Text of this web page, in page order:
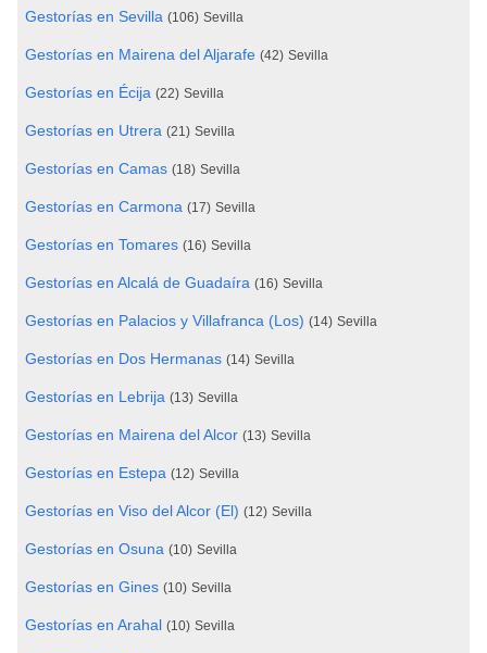
Gestorías en Sevilla (106) Sevilla
Gestorías en Mairena del Aljarafe (42) Sevilla
Gestorías en Écija (22) Sevilla
Gestorías en Utrera (21) Sevilla
Gestorías en Camas (18) Sevilla
Gestorías en Carmona (17) Sevilla
Gestorías en Tomares (16) Sevilla
Gestorías en Alcalá de Guadaíra (16) Sevilla
Gestorías en Palacios y Villafranca (Los) (14) Sevilla
Gestorías en Dos Hermanas (14) Sevilla
Gestorías en Lebrija (13) Sevilla
Gestorías en Mairena del Alcor (13) Sevilla
Gestorías en Estepa (12) Sevilla
Gestorías en Viso del Alcor (El) (12) Sevilla
Gestorías en Osuna (10) Sevilla
Gestorías en Gines (10) Sevilla
Gestorías en Arahal (10) Sevilla